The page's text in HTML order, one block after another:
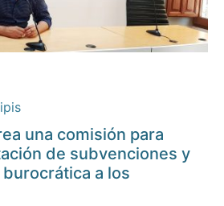
una comisión para
de subvenciones y
a los